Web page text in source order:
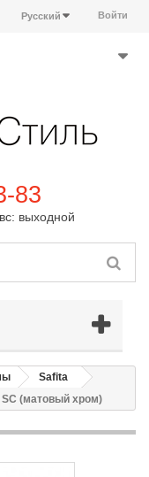
Войти
Русский
83
выходной
Safita
SC (матовый хром)